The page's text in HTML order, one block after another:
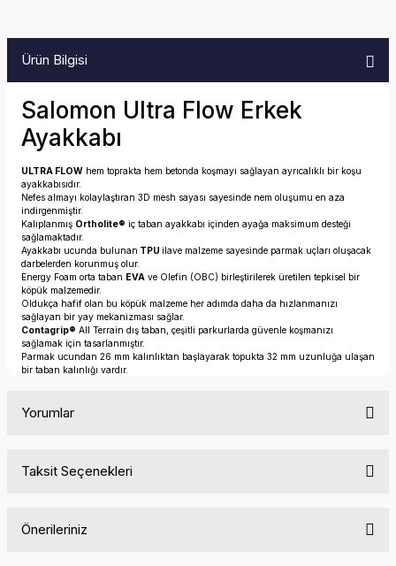
Ürün Bilgisi
Salomon Ultra Flow Erkek
Ayakkabı
ULTRA FLOW hem toprakta hem betonda koşmayı sağlayan ayrıcalıklı bir koşu
ayakkabısıdır.
Nefes almayı kolaylaştıran 3D mesh sayası sayesinde nem oluşumu en aza
indirgenmiştir.
Kalıplanmış Ortholite® iç taban ayakkabı içinden ayağa maksimum desteği
sağlamaktadır.
Ayakkabı ucunda bulunan TPU ilave malzeme sayesinde parmak uçları oluşacak
darbelerden korunmuş olur.
Energy Foam orta taban EVA ve Olefin (OBC) birleştirilerek üretilen tepkisel bir
köpük malzemedir.
Oldukça hafif olan bu köpük malzeme her adımda daha da hızlanmanızı
sağlayan bir yay mekanizması sağlar.
Contagrip® All Terrain dış taban, çeşitli parkurlarda güvenle koşmanızı
sağlamak için tasarlanmıştır.
Parmak ucundan 26 mm kalınlıktan başlayarak topukta 32 mm uzunluğa ulaşan
bir taban kalınlığı vardır.
Yorumlar
Taksit Seçenekleri
Önerileriniz